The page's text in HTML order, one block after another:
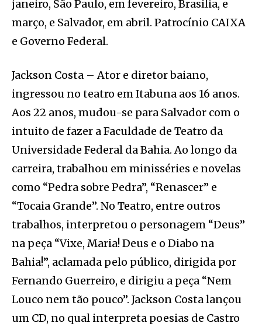
janeiro, São Paulo, em fevereiro, Brasília, e
março, e Salvador, em abril. Patrocínio CAIXA
e Governo Federal.
Jackson Costa – Ator e diretor baiano,
ingressou no teatro em Itabuna aos 16 anos.
Aos 22 anos, mudou-se para Salvador com o
intuito de fazer a Faculdade de Teatro da
Universidade Federal da Bahia. Ao longo da
carreira, trabalhou em minisséries e novelas
como “Pedra sobre Pedra”, “Renascer” e
“Tocaia Grande”. No Teatro, entre outros
trabalhos, interpretou o personagem “Deus”
na peça “Vixe, Maria! Deus e o Diabo na
Bahia!”, aclamada pelo público, dirigida por
Fernando Guerreiro, e dirigiu a peça “Nem
Louco nem tão pouco”. Jackson Costa lançou
um CD, no qual interpreta poesias de Castro